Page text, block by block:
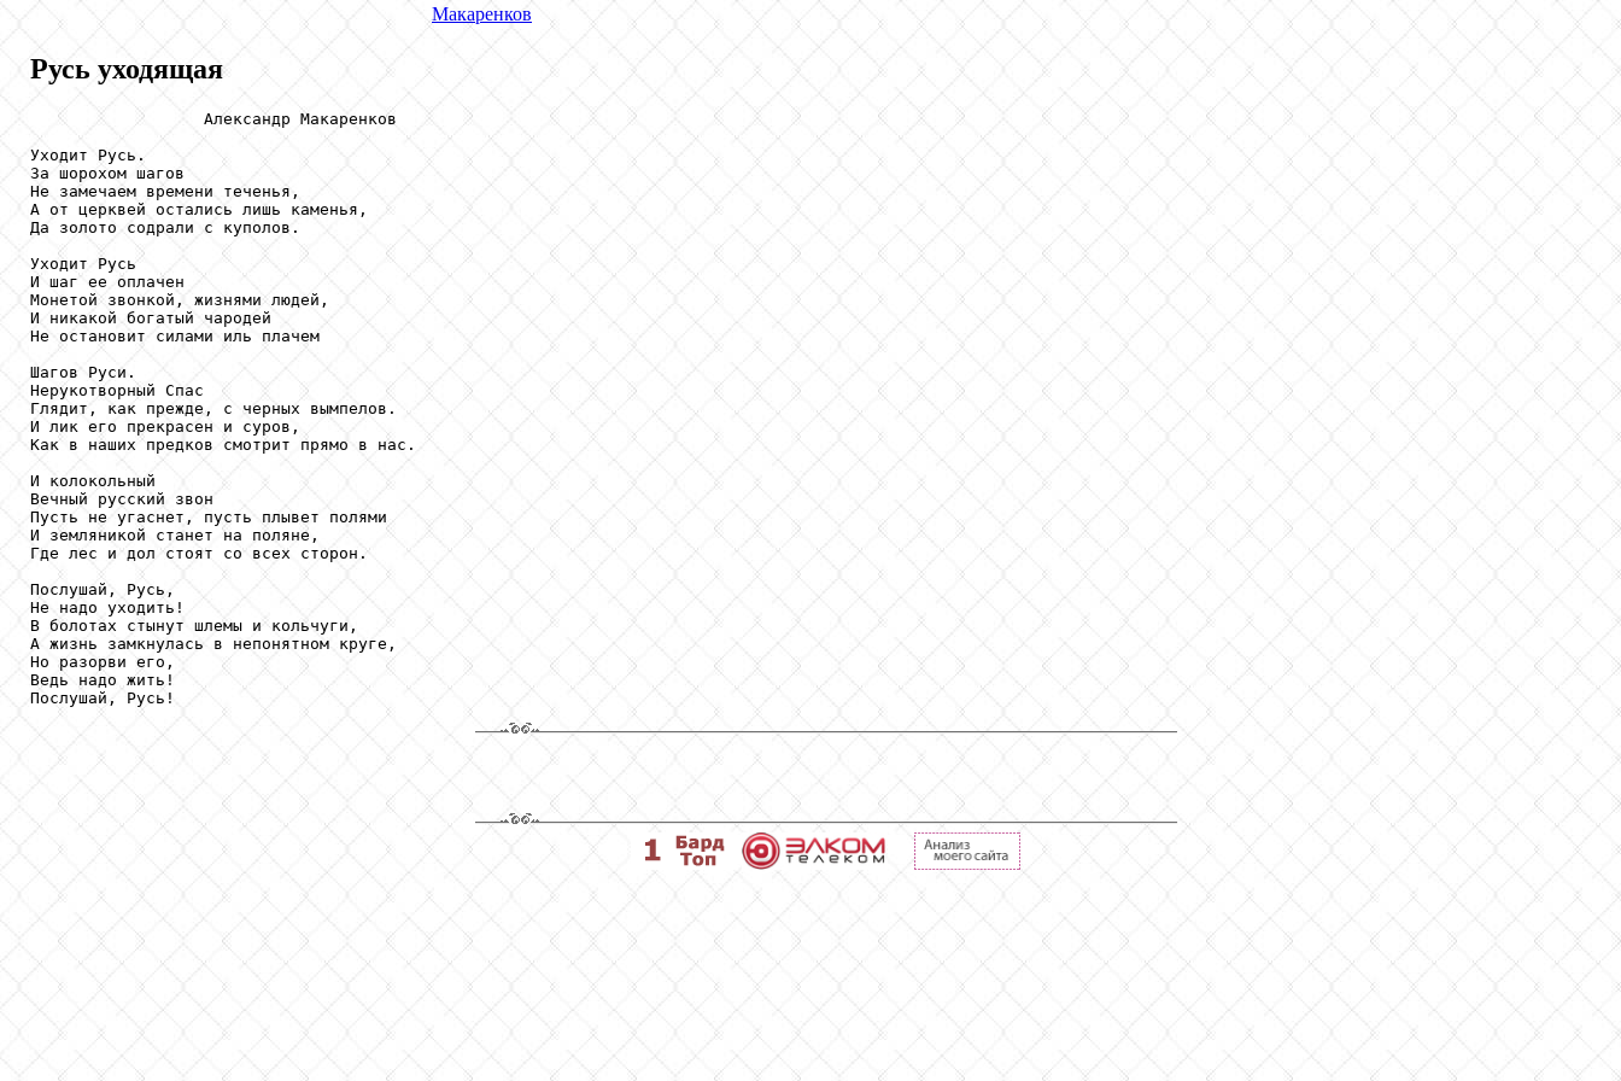
Макаренков
Русь уходящая
                  Александр Макаренков
Уходит Русь.
За шорохом шагов
Не замечаем времени теченья,
А от церквей остались лишь каменья,
Да золото содрали с куполов.
Уходит Русь
И шаг ее оплачен
Монетой звонкой, жизнями людей,
И никакой богатый чародей
Не остановит силами иль плачем
Шагов Руси.
Нерукотворный Спас
Глядит, как прежде, с черных вымпелов.
И лик его прекрасен и суров,
Как в наших предков смотрит прямо в нас.
И колокольный
Вечный русский звон
Пусть не угаснет, пусть плывет полями
И земляникой станет на поляне,
Где лес и дол стоят со всех сторон.
Послушай, Русь,
Не надо уходить!
В болотах стынут шлемы и кольчуги,
А жизнь замкнулась в непонятном круге,
Но разорви его,
Ведь надо жить!
Послушай, Русь!